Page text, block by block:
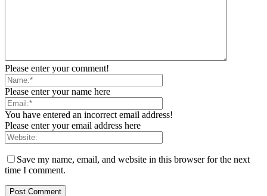
Please enter your comment!
Please enter your name here
You have entered an incorrect email address!
Please enter your email address here
Save my name, email, and website in this browser for the next
time I comment.